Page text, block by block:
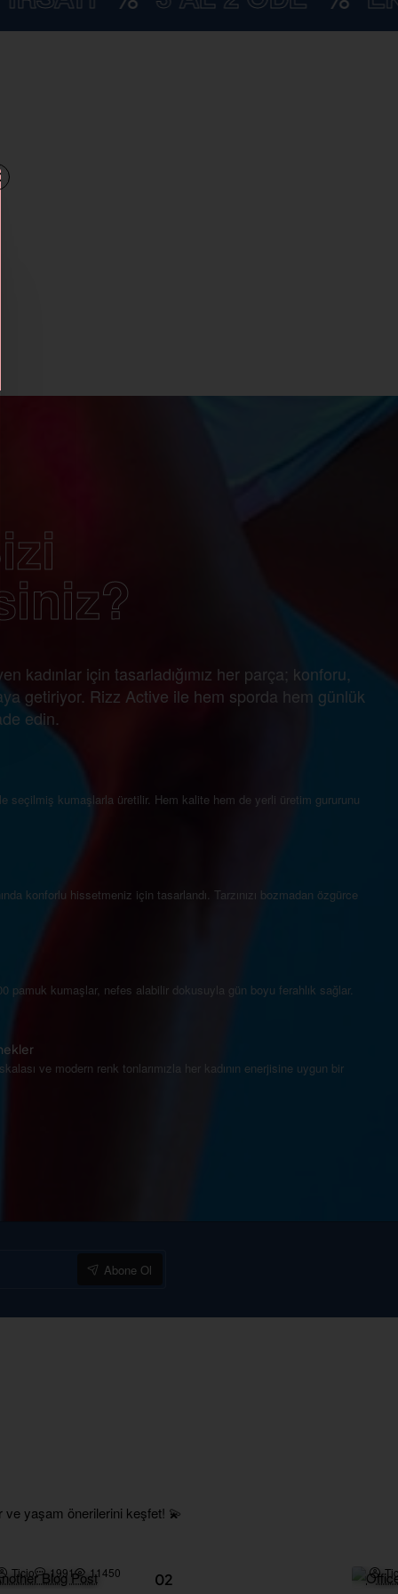
kadınlar için tasarladığımız her parça; konforu,
getiriyor. Rizz Active ile hem sporda hem günlük
edin.
seçilmiş kumaşlarla üretilir. Hem kalite hem de yerli üretim gururunu
konforlu hissetmeniz için tasarlandı. Tarzınızı bozmadan özgürce
pamuk kumaşlar, nefes alabilir dokusuyla gün boyu ferahlık sağlar.
ve modern renk tonlarımızla her kadının enerjisine uygun bir
Abone Ol
yaşam önerilerini keşfet! 💫
02
Ticio 1991 11450